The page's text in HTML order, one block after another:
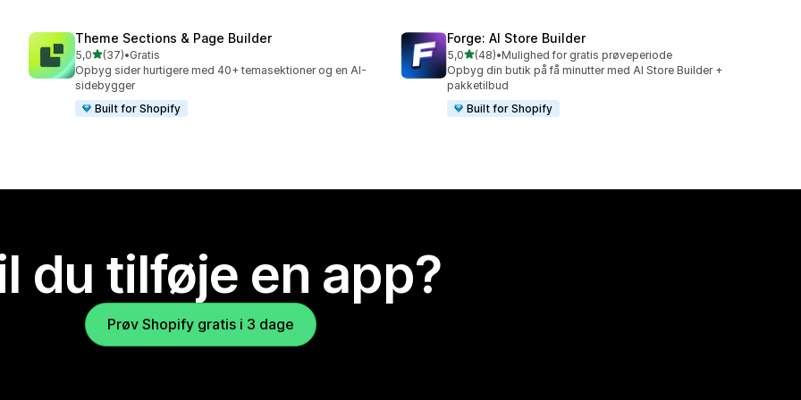
Theme Sections & Page Builder
5,0ud af 5 stjerner
(37)
37 anmeldelser i alt
•Gratis
Opbyg sider hurtigere med 40+ temasektioner og en AI-
sidebygger
Built for Shopify
Forge: AI Store Builder
5,0ud af 5 stjerner
(48)
48 anmeldelser i alt
•Mulighed for gratis prøveperiode
Opbyg din butik på få minutter med AI Store Builder +
pakketilbud
Built for Shopify
du tilføje en app?
Prøv Shopify gratis i 3 dage